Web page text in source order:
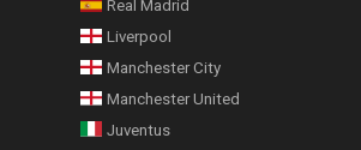
Real Madrid
Liverpool
Manchester City
Manchester United
Juventus